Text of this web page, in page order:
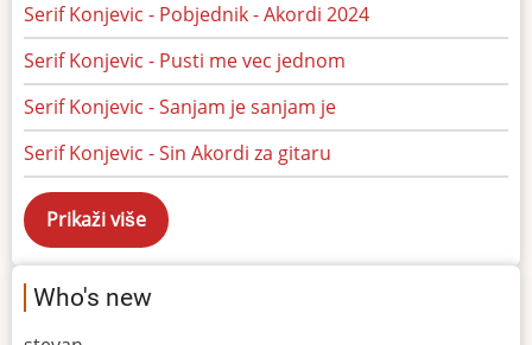
Serif Konjevic - Pobjednik - Akordi 2024
Serif Konjevic - Pusti me vec jednom
Serif Konjevic - Sanjam je sanjam je
Serif Konjevic - Sin Akordi za gitaru
Who's new